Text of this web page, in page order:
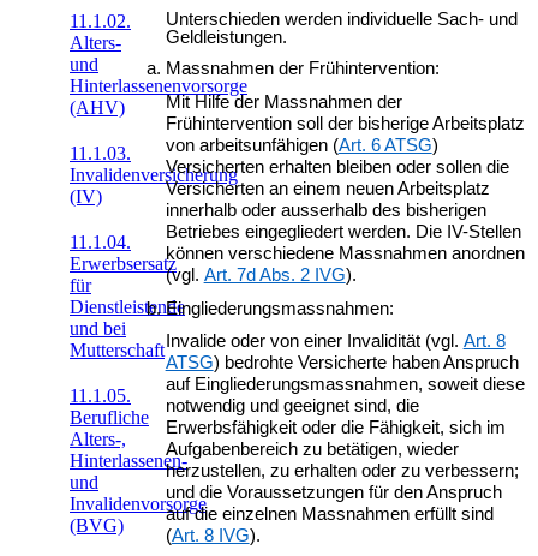
11.1.02.
Alters-
und
Hinterlassenenvorsorge
(AHV)
11.1.03.
Invalidenversicherung
(IV)
11.1.04.
Erwerbsersatz
für
Dienstleistende
und bei
Mutterschaft
11.1.05.
Berufliche
Alters-,
Hinterlassenen-
und
Invalidenvorsorge
(BVG)
Unterschieden werden individuelle Sach- und
Geldleistungen.
Massnahmen der Frühintervention:
Mit Hilfe der Massnahmen der
Frühintervention soll der bisherige Arbeitsplatz
von arbeitsunfähigen (Art. 6 ATSG)
Versicherten erhalten bleiben oder sollen die
Versicherten an einem neuen Arbeitsplatz
innerhalb oder ausserhalb des bisherigen
Betriebes eingegliedert werden. Die IV-Stellen
können verschiedene Massnahmen anordnen
(vgl. Art. 7d Abs. 2 IVG).
Eingliederungsmassnahmen:
Invalide oder von einer Invalidität (vgl. Art. 8
ATSG) bedrohte Versicherte haben Anspruch
auf Eingliederungsmassnahmen, soweit diese
notwendig und geeignet sind, die
Erwerbsfähigkeit oder die Fähigkeit, sich im
Aufgabenbereich zu betätigen, wieder
herzustellen, zu erhalten oder zu verbessern;
und die Voraussetzungen für den Anspruch
auf die einzelnen Massnahmen erfüllt sind
(Art. 8 IVG).